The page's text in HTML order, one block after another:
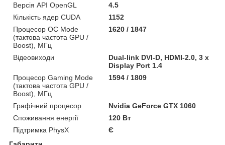
Версія API OpenGL
4.5
Кількість ядер CUDA
1152
Процесор OC Mode
(тактова частота GPU /
Boost), МГц
1620 / 1847
Відеовиходи
Dual-link DVI-D, HDMI-2.0, 3 х
Display Port 1.4
Процесор Gaming Mode
(тактова частота GPU /
Boost), МГц
1594 / 1809
Графічний процесор
Nvidia GeForce GTX 1060
Споживання енергії
120 Вт
Підтримка PhysX
Є